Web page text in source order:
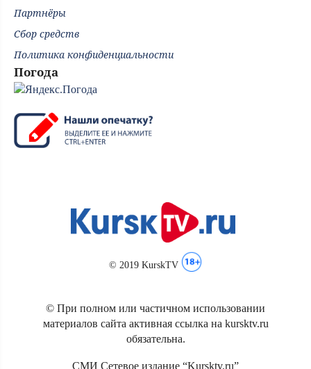
Партнёры
Сбор средств
Политика конфиденциальности
Погода
© 2019 KurskTV
© При полном или частичном использовании
материалов сайта активная ссылка на kursktv.ru
обязательна.
СМИ Сетевое издание “Kursktv.ru”